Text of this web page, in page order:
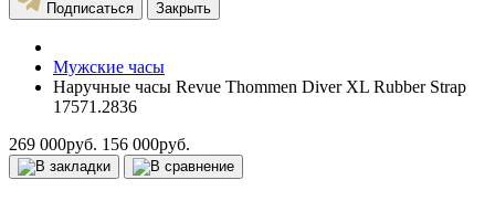
Подписаться Закрыть
Мужские часы
Наручные часы Revue Thommen Diver XL Rubber Strap
17571.2836
269 000руб. 156 000руб.